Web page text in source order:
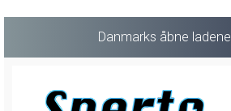
Danmarks åbne